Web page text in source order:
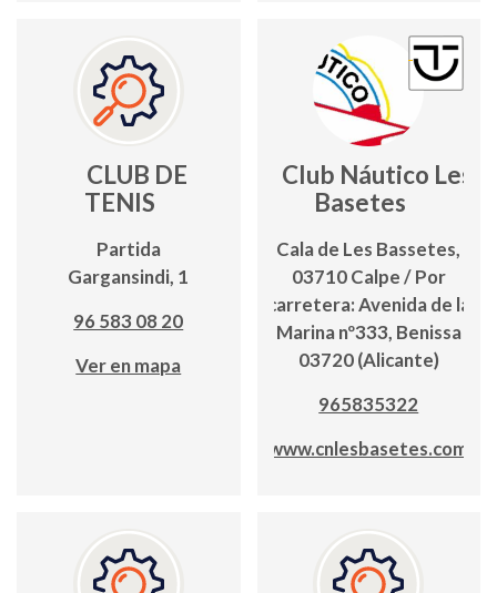
CLUB DE
TENIS
Partida
Gargansindi, 1
96 583 08 20
Ver en mapa
Club Náutico Les
Basetes
Cala de Les Bassetes,
03710 Calpe / Por
carretera: Avenida de la
Marina nº333, Benissa
03720 (Alicante)
965835322
www.cnlesbasetes.com